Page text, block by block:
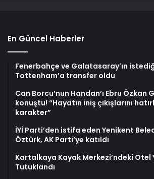
En Güncel Haberler
Fenerbahçe ve Galatasaray’ın
Tottenham’a transfer oldu
Can Borcu’nun Handan’ı Ebru Özkan
konuştu! “Hayatın iniş çıkışlarını
karakter”
İYİ Parti’den istifa eden Yenikent
Öztürk, AK Parti’ye katıldı
Kartalkaya Kayak Merkezi’ndeki Otel
Tutuklandı